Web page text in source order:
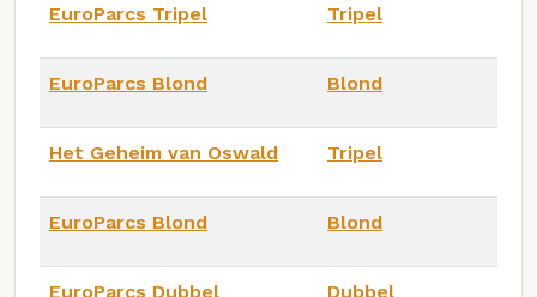
EuroParcs Tripel Tripel
EuroParcs Blond Blond
Het Geheim van Oswald Tripel
EuroParcs Blond Blond
EuroParcs Dubbel Dubbel